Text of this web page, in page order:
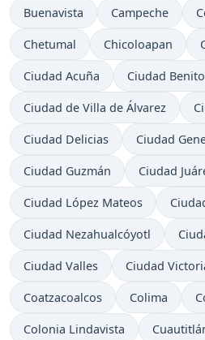
Buenavista Campeche
Chetumal Chicoloapan
Ciudad Acuña Ciudad
Ciudad de Villa de Álvarez
Ciudad Delicias Ciudad
Ciudad Guzmán Ciudad
Ciudad López Mateos
Ciudad Nezahualcóyotl
Ciudad Valles Ciudad
Coatzacoalcos Colima
Colonia Lindavista